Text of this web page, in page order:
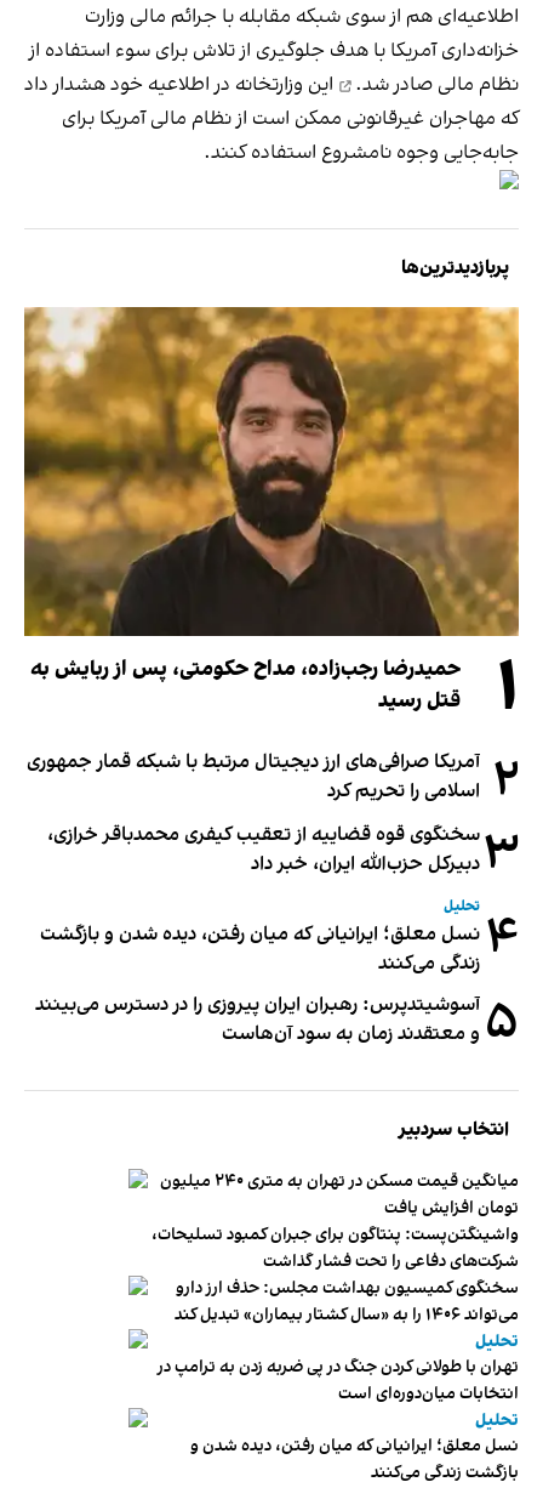
اطلاعیه‌ای هم از سوی شبکه مقابله با جرائم مالی وزارت
خزانه‌داری آمریکا با هدف جلوگیری از تلاش برای سوء استفاده از
نظام مالی صادر شد.
این وزارتخانه در اطلاعیه خود هشدار داد
که مهاجران غیرقانونی ممکن است از نظام مالی آمریکا برای
جابه‌جایی وجوه نامشروع استفاده کنند.
پربازدیدترین‌ها
۱
حمیدرضا رجب‌زاده، مداح حکومتی، پس از ربایش به
قتل رسید
۲ آمریکا صرافی‌های ارز دیجیتال مرتبط با شبکه قمار جمهوری
اسلامی را تحریم کرد
۳سخنگوی قوه قضاییه از تعقیب کیفری محمدباقر خرازی،
دبیر‌کل حزب‌الله ایران، خبر داد
۴ تحلیل
نسل معلق؛ ایرانیانی که میان رفتن، دیده شدن و بازگشت
زندگی می‌کنند
۵ آسوشیتدپرس: رهبران ایران پیروزی را در دسترس می‌بینند
و معتقدند زمان به سود آن‌هاست
انتخاب سردبیر
میانگین قیمت مسکن در تهران به متری ۲۴۰ میلیون
تومان افزایش یافت
واشینگتن‌پست: پنتاگون برای جبران کمبود تسلیحات،
شرکت‌های دفاعی را تحت فشار گذاشت
سخنگوی کمیسیون بهداشت مجلس: حذف ارز دارو
می‌تواند ۱۴۰۶ را به «سال کشتار بیماران» تبدیل کند
تحلیل
تهران با طولانی کردن جنگ در پی ضربه زدن به ترامپ در
انتخابات میان‌دوره‌ای است
تحلیل
نسل معلق؛ ایرانیانی که میان رفتن، دیده شدن و
بازگشت زندگی می‌کنند